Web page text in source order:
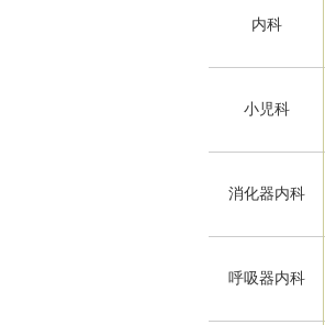
内科
小児科
消化器内科
呼吸器内科